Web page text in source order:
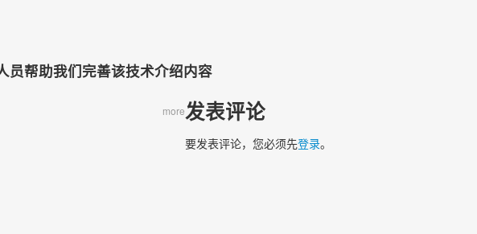
员帮助我们完善该技术介绍内容
more发表评论
要发表评论，您必须先登录。